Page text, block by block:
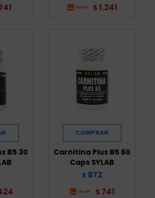
$ 1.241
B5 30
Carnitina Plus B5 60
Caps SYLAB
$ 872
$ 741